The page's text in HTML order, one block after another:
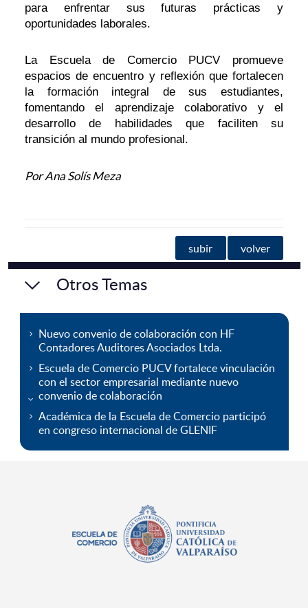
para enfrentar sus futuras prácticas y
oportunidades laborales.
La Escuela de Comercio PUCV promueve
espacios de encuentro y reflexión que fortalecen
la formación integral de sus estudiantes,
fomentando el aprendizaje colaborativo y el
desarrollo de habilidades que faciliten su
transición al mundo profesional.
Por Ana Solís Meza
subir volver
Otros Temas
Nuevo convenio de colaboración con HF
Contadores Auditores Asociados Ltda.
Escuela de Comercio PUCV fortalece vinculación
con el sector empresarial mediante nuevo
convenio de colaboración
Académica de la Escuela de Comercio participó
en congreso internacional de GLENIF